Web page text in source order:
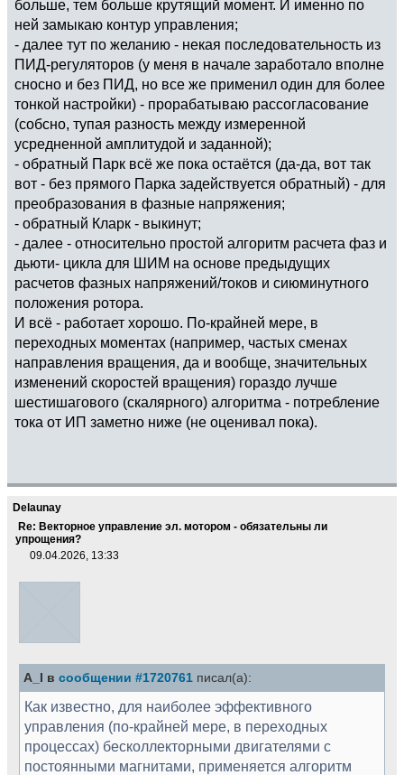
больше, тем больше крутящий момент. И именно по
ней замыкаю контур управления;
- далее тут по желанию - некая последовательность из
ПИД-регуляторов (у меня в начале заработало вполне
сносно и без ПИД, но все же применил один для более
тонкой настройки) - прорабатываю рассогласование
(собсно, тупая разность между измеренной
усредненной амплитудой и заданной);
- обратный Парк всё же пока остаётся (да-да, вот так
вот - без прямого Парка задействуется обратный) - для
преобразования в фазные напряжения;
- обратный Кларк - выкинут;
- далее - относительно простой алгоритм расчета фаз и
дьюти- цикла для ШИМ на основе предыдущих
расчетов фазных напряжений/токов и сиюминутного
положения ротора.
И всё - работает хорошо. По-крайней мере, в
переходных моментах (например, частых сменах
направления вращения, да и вообще, значительных
изменений скоростей вращения) гораздо лучше
шестишагового (скалярного) алгоритма - потребление
тока от ИП заметно ниже (не оценивал пока).
Delaunay
Re: Векторное управление эл. мотором - обязательны ли
упрощения?
09.04.2026, 13:33
A_I в сообщении #1720761 писал(а):
Как известно, для наиболее эффективного
управления (по-крайней мере, в переходных
процессах) бесколлекторными двигателями с
постоянными магнитами, применяется алгоритм